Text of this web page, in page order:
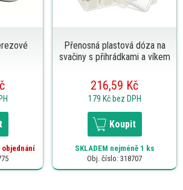
objednání
Přenosná plastová dóza na
svačiny s přihrádkami a víkem
216,59 Kč
179 Kč bez DPH
Koupit
SKLADEM nejméně 1 ks
Obj. číslo: 318707